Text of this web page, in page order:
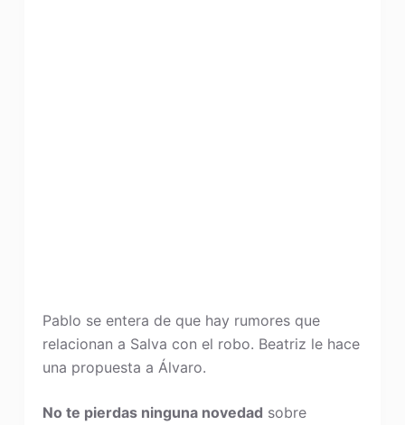
Pablo se entera de que hay rumores que
relacionan a Salva con el robo. Beatriz le hace
una propuesta a Álvaro.
No te pierdas ninguna novedad sobre